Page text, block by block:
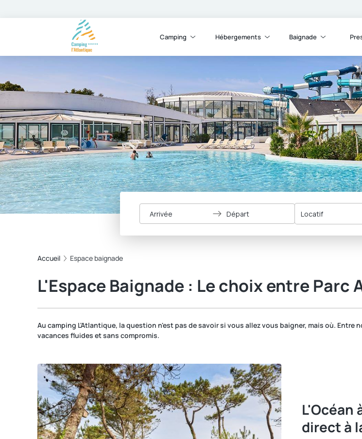
Camping Hébergements Baignade
Arrivée Départ Locatif
Accueil Espace baignade
L'Espace Baignade : Le choix entre Parc
Au camping L'Atlantique, la question n'est pas de savoir si vous allez vous baigner, mais où.
vacances fluides et sans compromis.
L'Océan
direct à